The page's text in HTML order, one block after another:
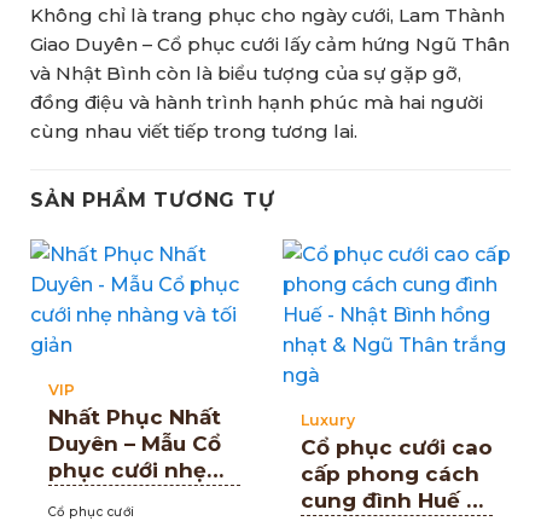
Không chỉ là trang phục cho ngày cưới, Lam Thành
Giao Duyên – Cổ phục cưới lấy cảm hứng Ngũ Thân
và Nhật Bình còn là biểu tượng của sự gặp gỡ,
đồng điệu và hành trình hạnh phúc mà hai người
cùng nhau viết tiếp trong tương lai.
SẢN PHẨM TƯƠNG TỰ
VIP
Nhất Phục Nhất
Duyên – Mẫu Cổ
phục cưới nhẹ
Cổ phục cưới
Luxury
Cổ phục cưới cao
cấp phong cách
cung đình Huế –